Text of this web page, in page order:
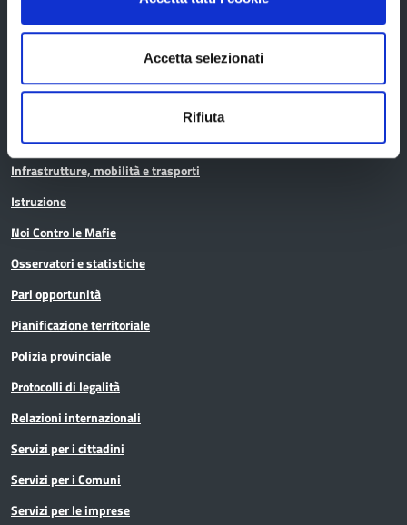
Accetta selezionati
Rifiuta
Archivio
Conferenza Territoriale Sociale e Sanitaria (CTSS)
Infrastrutture, mobilità e trasporti
Istruzione
Noi Contro le Mafie
Osservatori e statistiche
Pari opportunità
Pianificazione territoriale
Polizia provinciale
Protocolli di legalità
Relazioni internazionali
Servizi per i cittadini
Servizi per i Comuni
Servizi per le imprese